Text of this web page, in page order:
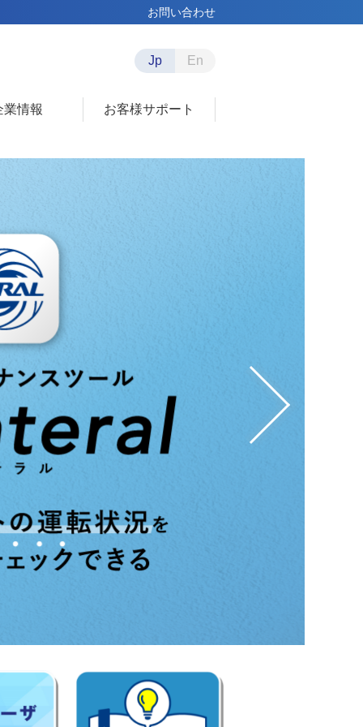
お問い合わせ
Jp En
業情報 お客様サポート